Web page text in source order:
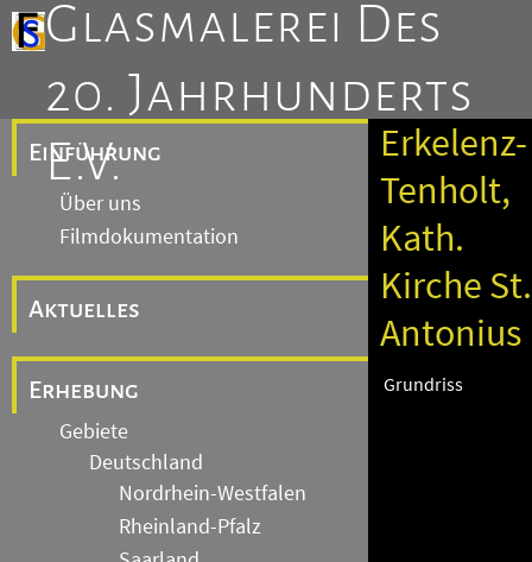
Glasmalerei Des
20. Jahrhunderts
E.V.
Einführung
Über uns
Filmdokumentation
Aktuelles
Erhebung
Gebiete
Deutschland
Nordrhein-Westfalen
Rheinland-Pfalz
Erkelenz-
Tenholt,
Kath.
Kirche St.
Antonius
Grundriss